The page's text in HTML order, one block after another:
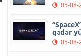
05-08-
qədər
05-08-